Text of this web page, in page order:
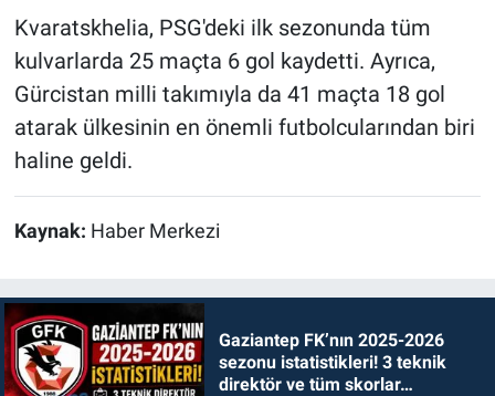
Kvaratskhelia, PSG'deki ilk sezonunda tüm
kulvarlarda 25 maçta 6 gol kaydetti. Ayrıca,
Gürcistan milli takımıyla da 41 maçta 18 gol
atarak ülkesinin en önemli futbolcularından biri
haline geldi.
Kaynak: Haber Merkezi
Gaziantep FK’nın 2025-2026
sezonu istatistikleri! 3 teknik
direktör ve tüm skorlar…